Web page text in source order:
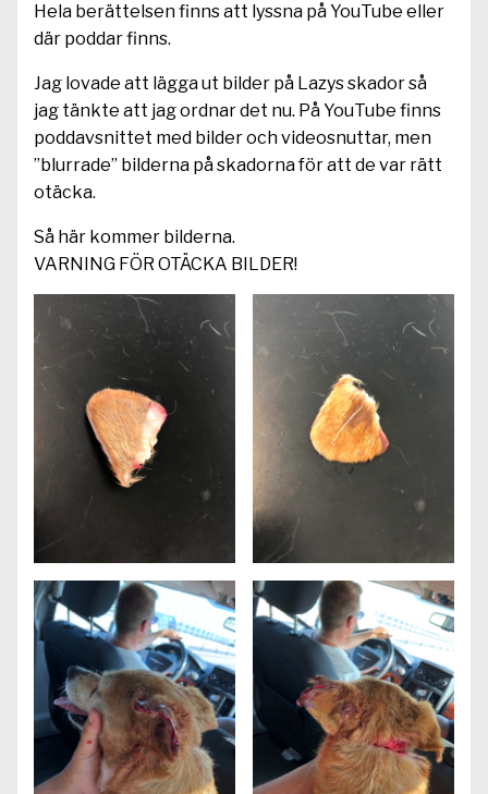
Hela berättelsen finns att lyssna på YouTube eller
där poddar finns.
Jag lovade att lägga ut bilder på Lazys skador så
jag tänkte att jag ordnar det nu. På YouTube finns
poddavsnittet med bilder och videosnuttar, men
”blurrade” bilderna på skadorna för att de var rätt
otäcka.
Så här kommer bilderna.
VARNING FÖR OTÄCKA BILDER!